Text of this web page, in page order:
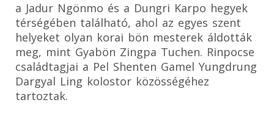
a Jadur Ngönmo és a Dungri Karpo hegyek
térségében található, ahol az egyes szent
helyeket olyan korai bön mesterek áldották
meg, mint Gyabön Zingpa Tuchen. Rinpocse
családtagjai a Pel Shenten Gamel Yungdrung
Dargyal Ling kolostor közösségéhez
tartoztak.